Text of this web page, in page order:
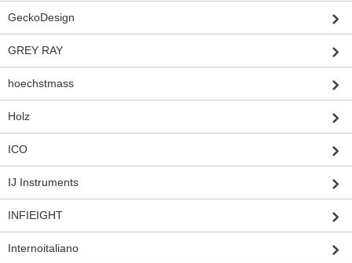
GeckoDesign
GREY RAY
hoechstmass
Holz
ICO
IJ Instruments
INFIEIGHT
Internoitaliano